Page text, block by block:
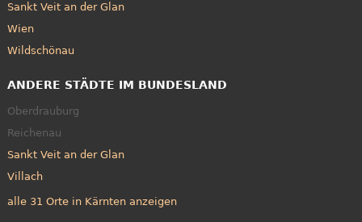
Sankt Veit an der Glan
Wien
Wildschönau
ANDERE STÄDTE IM BUNDESLAND
Oberdrauburg
Reichenau
Sankt Veit an der Glan
Villach
alle 31 Orte in Kärnten anzeigen